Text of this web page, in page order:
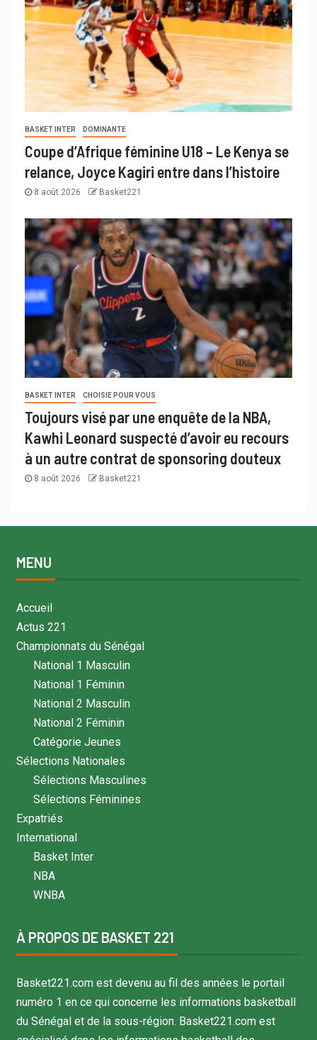
BASKET INTER DOMINANTE
Coupe d’Afrique féminine U18 – Le Kenya se
relance, Joyce Kagiri entre dans l’histoire
8 août 2026 Basket221
BASKET INTER CHOISIE POUR VOUS
Toujours visé par une enquête de la NBA,
Kawhi Leonard suspecté d’avoir eu recours
à un autre contrat de sponsoring douteux
8 août 2026 Basket221
MENU
Accueil
Actus 221
Championnats du Sénégal
National 1 Masculin
National 1 Féminin
National 2 Masculin
National 2 Féminin
Catégorie Jeunes
Sélections Nationales
Sélections Masculines
Sélections Féminines
Expatriés
International
Basket Inter
NBA
WNBA
À PROPOS DE BASKET 221
Basket221.com est devenu au fil des années le portail
numéro 1 en ce qui concerne les informations basketball
du Sénégal et de la sous-région. Basket221.com est